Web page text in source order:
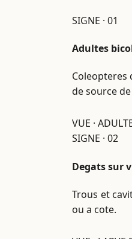
SIGNE · 01
Adultes
Coleopteres
de source
VUE ·
SIGNE · 02
Degats sur
Trous et
ou a cote.